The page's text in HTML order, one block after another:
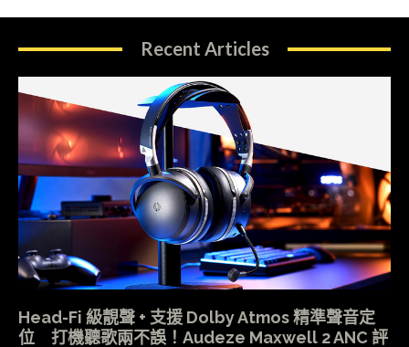
Recent Articles
Head-Fi 級靚聲 + 支援 Dolby Atmos 精準聲音定
位 打機聽歌兩不誤！Audeze Maxwell 2 ANC 評